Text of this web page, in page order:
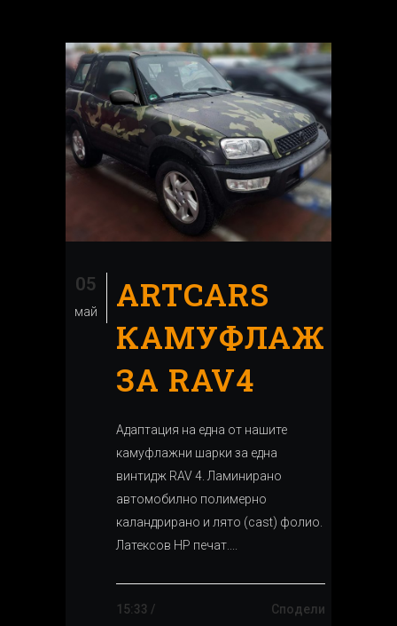
05
май
ARTCARS
КАМУФЛАЖ
ЗА RAV4
Адаптация на една от нашите
камуфлажни шарки за една
винтидж RAV 4. Ламинирано
автомобилно полимерно
каландрирано и лято (cast) фолио.
Латексов HP печат....
15:33 / Сподели